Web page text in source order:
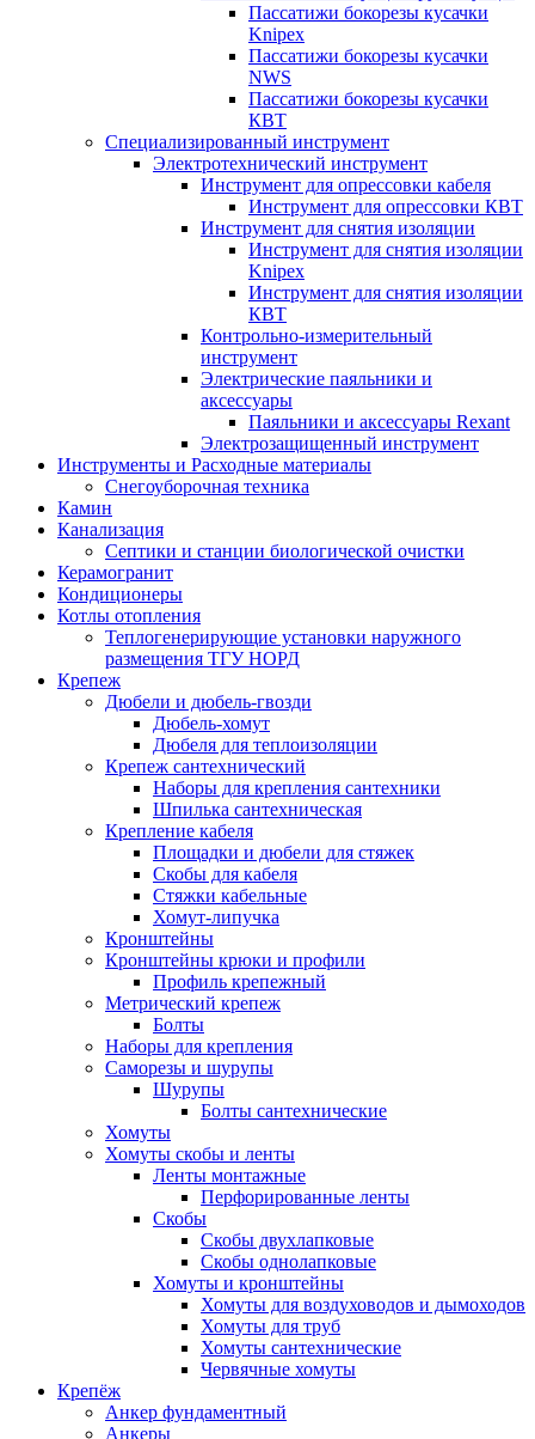
Пассатижи бокорезы кусачки
Knipex
Пассатижи бокорезы кусачки
NWS
Пассатижи бокорезы кусачки
КВТ
Специализированный инструмент
Электротехнический инструмент
Инструмент для опрессовки кабеля
Инструмент для опрессовки КВТ
Инструмент для снятия изоляции
Инструмент для снятия изоляции
Knipex
Инструмент для снятия изоляции
КВТ
Контрольно-измерительный
инструмент
Электрические паяльники и
аксессуары
Паяльники и аксессуары Rexant
Электрозащищенный инструмент
Инструменты и Расходные материалы
Снегоуборочная техника
Камин
Канализация
Септики и станции биологической очистки
Керамогранит
Кондиционеры
Котлы отопления
Теплогенерирующие установки наружного
размещения ТГУ НОРД
Крепеж
Дюбели и дюбель-гвозди
Дюбель-хомут
Дюбеля для теплоизоляции
Крепеж сантехнический
Наборы для крепления сантехники
Шпилька сантехническая
Крепление кабеля
Площадки и дюбели для стяжек
Скобы для кабеля
Стяжки кабельные
Хомут-липучка
Кронштейны
Кронштейны крюки и профили
Профиль крепежный
Метрический крепеж
Болты
Наборы для крепления
Саморезы и шурупы
Шурупы
Болты сантехнические
Хомуты
Хомуты скобы и ленты
Ленты монтажные
Перфорированные ленты
Скобы
Скобы двухлапковые
Скобы однолапковые
Хомуты и кронштейны
Хомуты для воздуховодов и дымоходов
Хомуты для труб
Хомуты сантехнические
Червячные хомуты
Крепёж
Анкер фундаментный
Анкеры